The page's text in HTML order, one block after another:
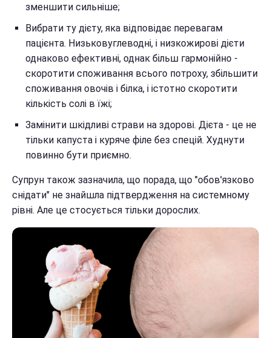
зменшити сильніше;
Вибрати ту дієту, яка відповідає перевагам
пацієнта. Низьковуглеводні, і низкожирові дієти
однаково ефективні, однак більш гармонійно -
скоротити споживання всього потроху, збільшити
споживання овочів і білка, і істотно скоротити
кількість солі в їжі;
Замінити шкідливі страви на здорові. Дієта - це не
тільки капуста і куряче філе без спецій. Худнути
повинно бути приємно.
Супрун також зазначила, що порада, що "обов'язково
снідати" не знайшла підтвердження на системному
рівні. Але це стосується тільки дорослих.